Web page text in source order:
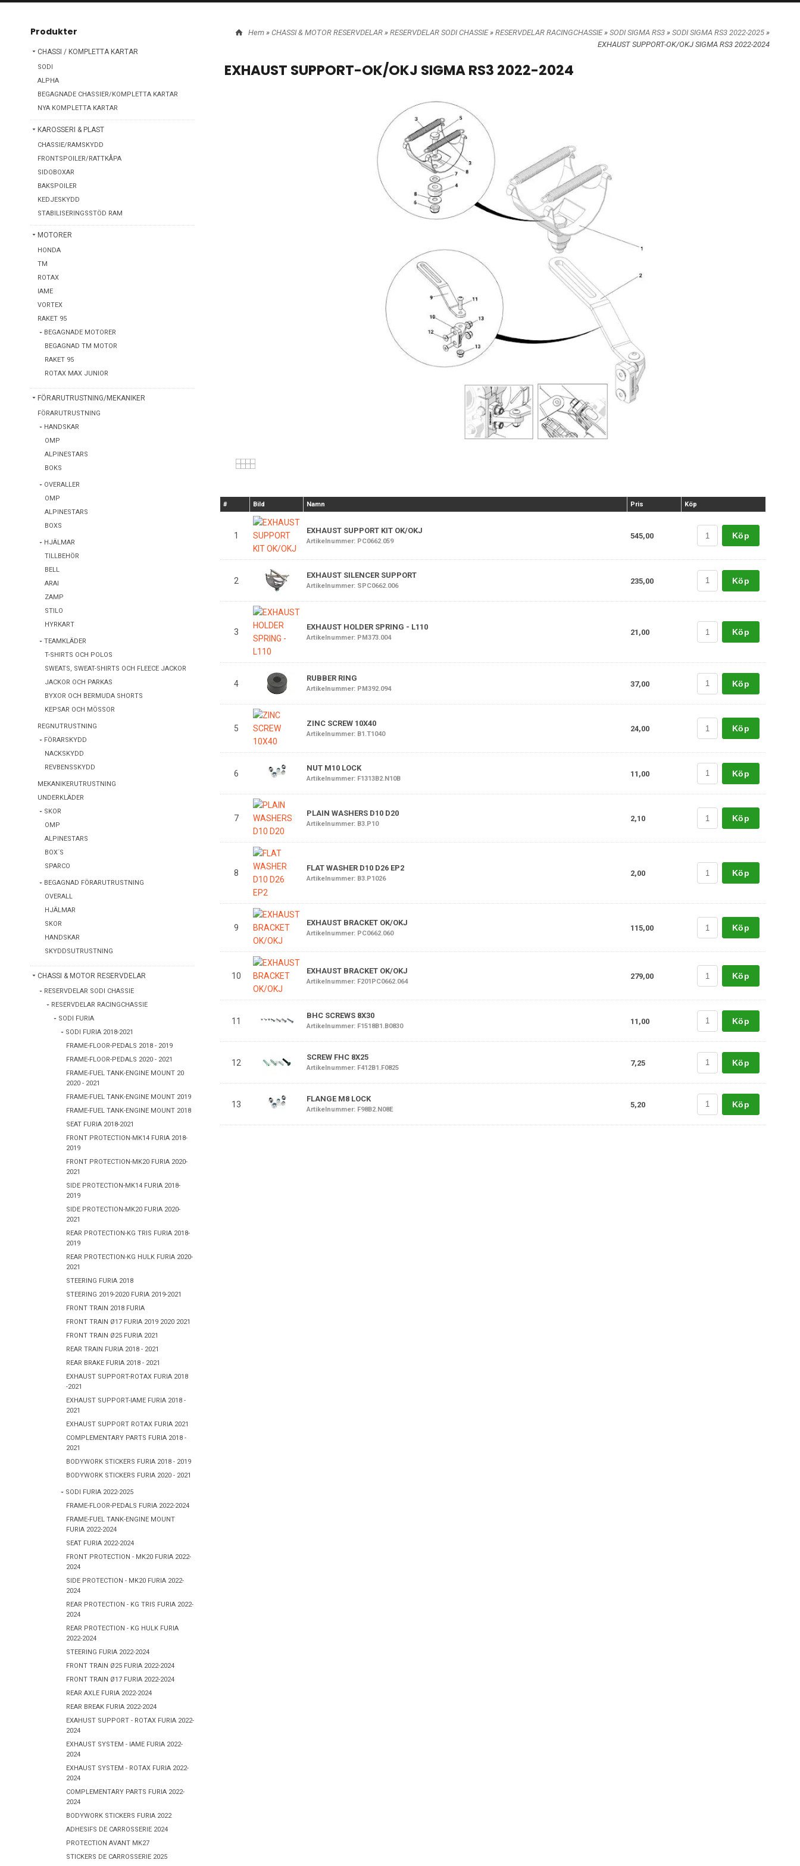
Produkter
CHASSI / KOMPLETTA KARTAR
SODI
ALPHA
BEGAGNADE CHASSIER/KOMPLETTA KARTAR
NYA KOMPLETTA KARTAR
KAROSSERI & PLAST
CHASSIE/RAMSKYDD
FRONTSPOILER/RATTKÅPA
SIDOBOXAR
BAKSPOILER
KEDJESKYDD
STABILISERINGSSTÖD RAM
MOTORER
HONDA
TM
ROTAX
IAME
VORTEX
RAKET 95
BEGAGNADE MOTORER
BEGAGNAD TM MOTOR
RAKET 95
ROTAX MAX JUNIOR
FÖRARUTRUSTNING/MEKANIKER
FÖRARUTRUSTNING
HANDSKAR
OMP
ALPINESTARS
BOKS
OVERALLER
OMP
ALPINESTARS
BOXS
HJÄLMAR
TILLBEHÖR
BELL
ARAI
ZAMP
STILO
HYRKART
TEAMKLÄDER
T-SHIRTS OCH POLOS
SWEATS, SWEAT-SHIRTS OCH FLEECE JACKOR
JACKOR OCH PARKAS
BYXOR OCH BERMUDA SHORTS
KEPSAR OCH MÖSSOR
REGNUTRUSTNING
FÖRARSKYDD
NACKSKYDD
REVBENSSKYDD
MEKANIKERUTRUSTNING
UNDERKLÄDER
SKOR
OMP
ALPINESTARS
BOX´S
SPARCO
BEGAGNAD FÖRARUTRUSTNING
OVERALL
HJÄLMAR
SKOR
HANDSKAR
SKYDDSUTRUSTNING
CHASSI & MOTOR RESERVDELAR
RESERVDELAR SODI CHASSIE
RESERVDELAR RACINGCHASSIE
SODI FURIA
SODI FURIA 2018-2021
FRAME-FLOOR-PEDALS 2018 - 2019
FRAME-FLOOR-PEDALS 2020 - 2021
FRAME-FUEL TANK-ENGINE MOUNT 20
2020 - 2021
FRAME-FUEL TANK-ENGINE MOUNT 2019
FRAME-FUEL TANK-ENGINE MOUNT 2018
SEAT FURIA 2018-2021
FRONT PROTECTION-MK14 FURIA 2018-
2019
FRONT PROTECTION-MK20 FURIA 2020-
2021
SIDE PROTECTION-MK14 FURIA 2018-
2019
SIDE PROTECTION-MK20 FURIA 2020-
2021
REAR PROTECTION-KG TRIS FURIA 2018-
2019
REAR PROTECTION-KG HULK FURIA 2020-
2021
STEERING FURIA 2018
STEERING 2019-2020 FURIA 2019-2021
FRONT TRAIN 2018 FURIA
FRONT TRAIN Ø17 FURIA 2019 2020 2021
FRONT TRAIN Ø25 FURIA 2021
REAR TRAIN FURIA 2018 - 2021
REAR BRAKE FURIA 2018 - 2021
EXHAUST SUPPORT-ROTAX FURIA 2018
-2021
EXHAUST SUPPORT-IAME FURIA 2018 -
2021
EXHAUST SUPPORT ROTAX FURIA 2021
COMPLEMENTARY PARTS FURIA 2018 -
2021
BODYWORK STICKERS FURIA 2018 - 2019
BODYWORK STICKERS FURIA 2020 - 2021
SODI FURIA 2022-2025
FRAME-FLOOR-PEDALS FURIA 2022-2024
FRAME-FUEL TANK-ENGINE MOUNT
FURIA 2022-2024
SEAT FURIA 2022-2024
FRONT PROTECTION - MK20 FURIA 2022-
2024
SIDE PROTECTION - MK20 FURIA 2022-
2024
REAR PROTECTION - KG TRIS FURIA 2022-
2024
REAR PROTECTION - KG HULK FURIA
2022-2024
STEERING FURIA 2022-2024
FRONT TRAIN Ø25 FURIA 2022-2024
FRONT TRAIN Ø17 FURIA 2022-2024
REAR AXLE FURIA 2022-2024
REAR BREAK FURIA 2022-2024
EXAHUST SUPPORT - ROTAX FURIA 2022-
2024
EXHAUST SYSTEM - IAME FURIA 2022-
2024
EXHAUST SYSTEM - ROTAX FURIA 2022-
2024
COMPLEMENTARY PARTS FURIA 2022-
2024
BODYWORK STICKERS FURIA 2022
ADHESIFS DE CARROSSERIE 2024
PROTECTION AVANT MK27
STICKERS DE CARROSSERIE 2025
Hem » CHASSI & MOTOR RESERVDELAR » RESERVDELAR SODI CHASSIE» RESERVDELAR RACINGCHASSIE» SODI SIGMA RS3 » SODI SIGMA RS3 2022-2025 »
EXHAUST SUPPORT-OK/OKJ SIGMA RS3 2022-2024
EXHAUST SUPPORT-OK/OKJ SIGMA RS3 2022-2024
# Bild Namn Pris Köp
1
EXHAUST SUPPORT KIT OK/OKJ
Artikelnummer: PC0662.059
545,00 Köp
2
EXHAUST SILENCER SUPPORT
Artikelnummer: SPC0662.006
235,00 Köp
3
EXHAUST HOLDER SPRING - L110
Artikelnummer: PM373.004
21,00 Köp
4
RUBBER RING
Artikelnummer: PM392.094
37,00 Köp
5
ZINC SCREW 10X40
Artikelnummer: B1.T1040
24,00 Köp
6
NUT M10 LOCK
Artikelnummer: F1313B2.N10B
11,00 Köp
7
PLAIN WASHERS D10 D20
Artikelnummer: B3.P10
2,10 Köp
8
FLAT WASHER D10 D26 EP2
Artikelnummer: B3.P1026
2,00 Köp
9
EXHAUST BRACKET OK/OKJ
Artikelnummer: PC0662.060
115,00 Köp
10
EXHAUST BRACKET OK/OKJ
Artikelnummer: F201PC0662.064
279,00 Köp
11
BHC SCREWS 8X30
Artikelnummer: F1518B1.B0830
11,00 Köp
12
SCREW FHC 8X25
Artikelnummer: F412B1.F0825
7,25 Köp
13
FLANGE M8 LOCK
Artikelnummer: F98B2.N08E
5,20 Köp